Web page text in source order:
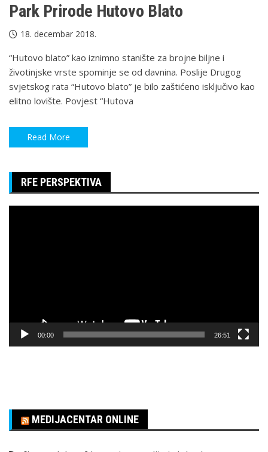
Park Prirode Hutovo Blato
18. decembar 2018.
“Hutovo blato” kao iznimno stanište za brojne biljne i
životinjske vrste spominje se od davnina. Poslije Drugog
svjetskog rata “Hutovo blato” je bilo zaštićeno isključivo kao
elitno lovište. Povjest “Hutova
Read More
RFE PERSPEKTIVA
00:00 26:51
MEDIJACENTAR ONLINE